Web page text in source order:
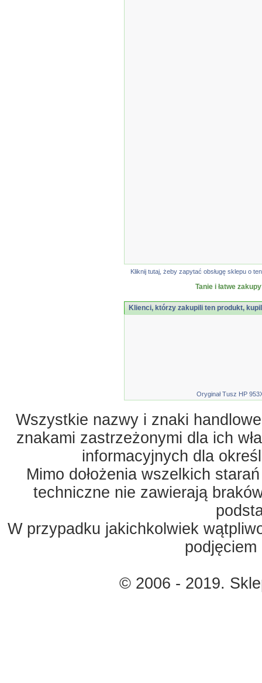
Kliknij tutaj, żeby zapytać obsługę sklepu o
Tanie i łatwe
Klienci, którzy zakupili ten produkt,
Oryginał Tusz HP
Wszystkie nazwy i znaki
znakami zastrzeżonymi dla ich
informacyjnych dla
Mimo dołożenia wszelkich
techniczne nie zawierają
W przypadku jakichkolwiek
© 2006 - 2019.